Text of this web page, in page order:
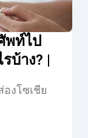
พท์ไป
บ้าง? |
งโซเชีย